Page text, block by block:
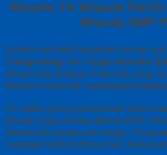
Wisuda TK-Wisuda
Wisuda SMP-
Selain memiliki tampilan desain
Tangerang dan toga wisuda
dirancang dengan material yang
leluasa bergerak sepanjang
Di waktu yang bersamaan pula
desain toga sering dibuat lebih
akademik perguruan tinggi.
menjadi lebih khidmat dan